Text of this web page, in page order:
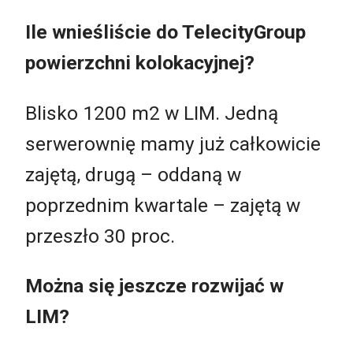
Ile wnieśliście do TelecityGroup
powierzchni kolokacyjnej?
Blisko 1200 m2 w LIM. Jedną
serwerownię mamy już całkowicie
zajętą, drugą – oddaną w
poprzednim kwartale – zajętą w
przeszło 30 proc.
Można się jeszcze rozwijać w
LIM?